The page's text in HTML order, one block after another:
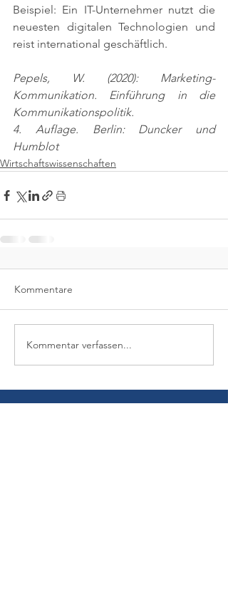
Beispiel: Ein IT-Unternehmer nutzt die
neuesten digitalen Technologien und
reist international geschäftlich.
Pepels, W. (2020): Marketing-
Kommunikation. Einführung in die
Kommunikationspolitik.
4. Auflage. Berlin: Duncker und
Humblot
Wirtschaftswissenschaften
Kommentare
Kommentar verfassen...